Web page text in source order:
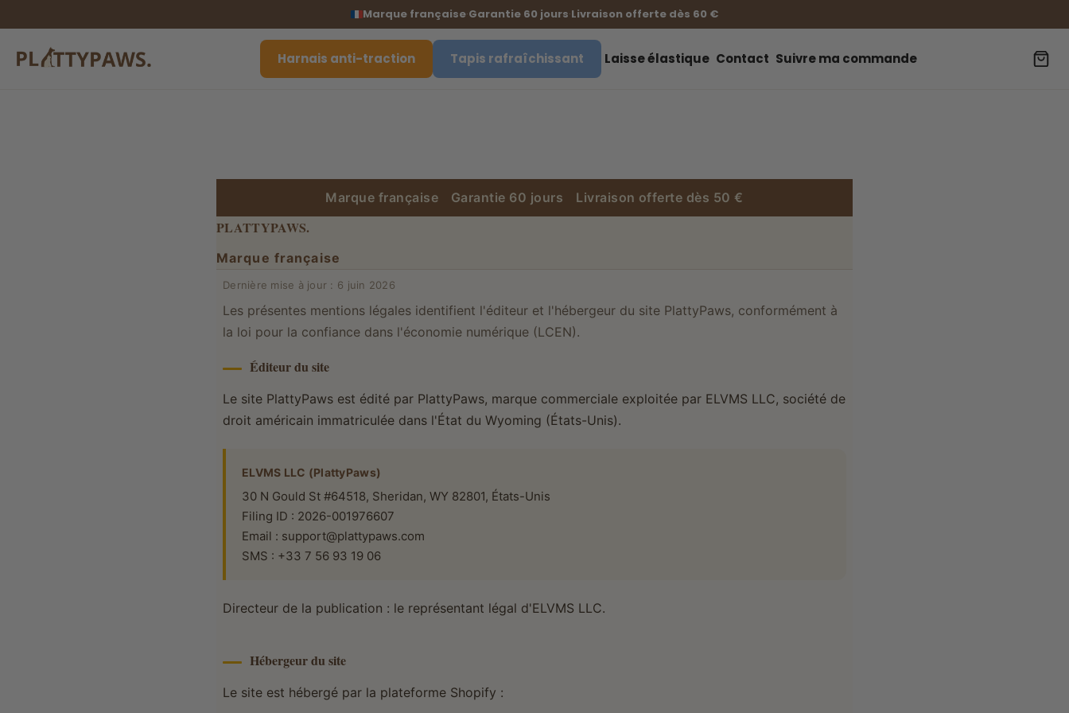
Marque française·Garantie 60 jours·Livraison offerte dès 60 €
Harnais anti-traction Tapis rafraîchissant Laisse élastique Contact Suivre ma commande
Marque française Garantie 60 jours Livraison offerte dès 50 €
PLATTYPAWS.
Marque française
Dernière mise à jour : 6 juin 2026
Les présentes mentions légales identifient l'éditeur et l'hébergeur du site PlattyPaws, conformément à
la loi pour la confiance dans l'économie numérique (LCEN).
Éditeur du site
Le site PlattyPaws est édité par PlattyPaws, marque commerciale exploitée par ELVMS LLC, société de
droit américain immatriculée dans l'État du Wyoming (États-Unis).
ELVMS LLC (PlattyPaws)
30 N Gould St #64518, Sheridan, WY 82801, États-Unis
Filing ID : 2026-001976607
Email : support@plattypaws.com
SMS : +33 7 56 93 19 06
Directeur de la publication : le représentant légal d'ELVMS LLC.
Hébergeur du site
Le site est hébergé par la plateforme Shopify :